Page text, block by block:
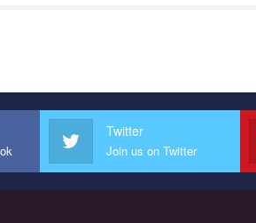
Twitter
Join us on Twitter